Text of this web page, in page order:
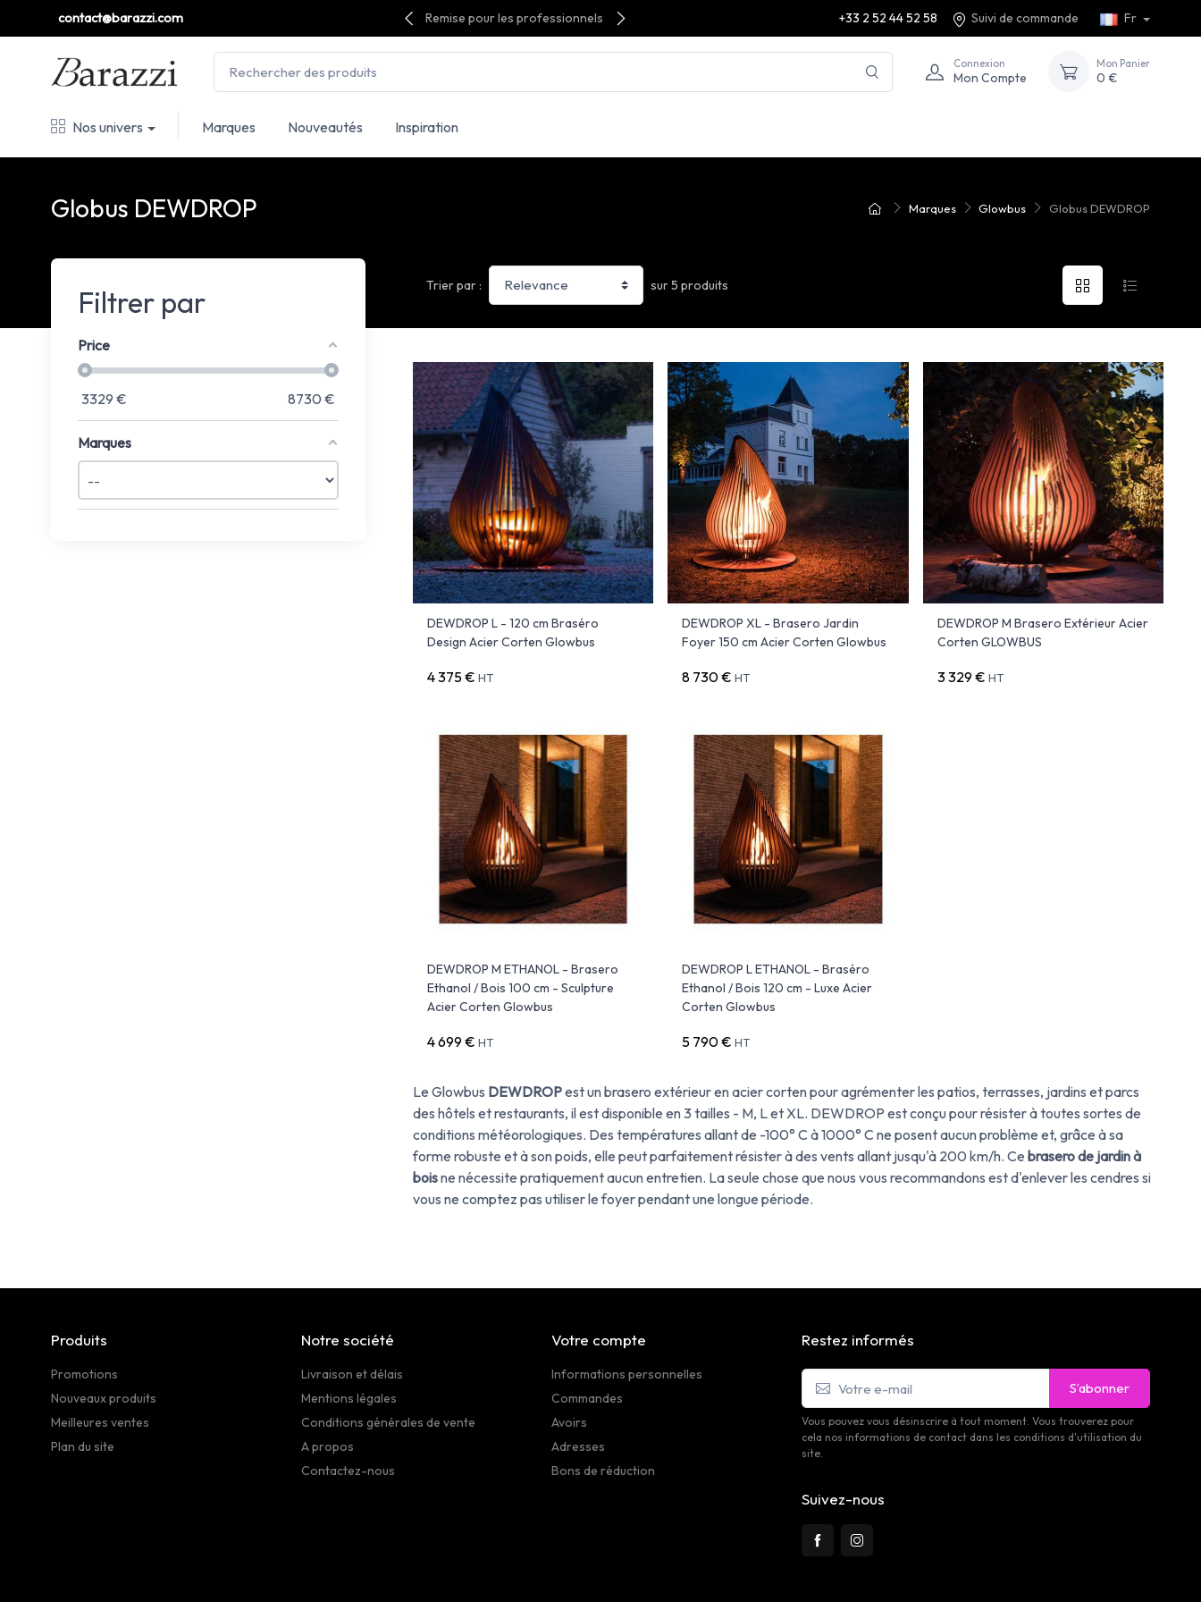
contact@barazzi.com Remise pour les professionnels +33 2 52 44 52 58 Suivi de commande Fr
Connexion
Mon Compte
Mon Panier
0 €
Nos univers Marques Nouveautés Inspiration
Marques Glowbus Globus DEWDROP
Globus DEWDROP
Filtrer par
Price
3329 € 8730 €
Marques
Trier par : sur 5 produits
Le Glowbus DEWDROPest un brasero extérieur en acier corten pour agrémenter les patios, terrasses, jardins et parcs
des hôtels et restaurants, il est disponible en 3 tailles - M, L et XL. DEWDROP est conçu pour résister à toutes sortes de
conditions météorologiques. Des températures allant de -100° C à 1000° C ne posent aucun problème et, grâce à sa
forme robuste et à son poids, elle peut parfaitement résister à des vents allant jusqu'à 200 km/h. Ce brasero de jardin à
boisne nécessite pratiquement aucun entretien. La seule chose que nous vous recommandons est d'enlever les cendres si
vous ne comptez pas utiliser le foyer pendant une longue période.
DEWDROP L - 120 cm Braséro
Design Acier Corten Glowbus
4 375 € HT
DEWDROP XL - Brasero Jardin
Foyer 150 cm Acier Corten Glowbus
8 730 € HT
DEWDROP M Brasero Extérieur Acier
Corten GLOWBUS
3 329 € HT
DEWDROP M ETHANOL - Brasero
Ethanol / Bois 100 cm - Sculpture
Acier Corten Glowbus
4 699 € HT
DEWDROP L ETHANOL - Braséro
Ethanol / Bois 120 cm - Luxe Acier
Corten Glowbus
5 790 € HT
Produits
Promotions
Nouveaux produits
Meilleures ventes
Plan du site
Notre société
Livraison et délais
Mentions légales
Conditions générales de vente
A propos
Contactez-nous
Votre compte
Informations personnelles
Commandes
Avoirs
Adresses
Bons de réduction
Restez informés
S’abonner
Vous pouvez vous désinscrire à tout moment. Vous trouverez pour
cela nos informations de contact dans les conditions d'utilisation du
site.
Suivez-nous